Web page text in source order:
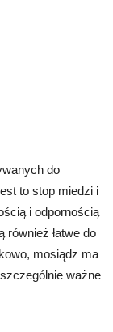
do
to stop miedzi i
i odpornością
również łatwe do
mosiądz ma
ważne